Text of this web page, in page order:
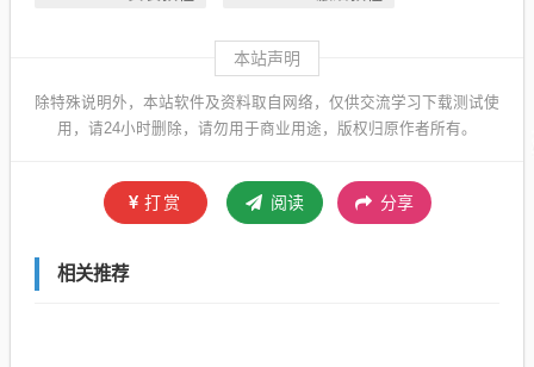
本站声明
除特殊说明外，本站软件及资料取自网络，仅供交流学习下载测试使
用，请24小时删除，请勿用于商业用途，版权归原作者所有。
打赏 阅读 分享
相关推荐